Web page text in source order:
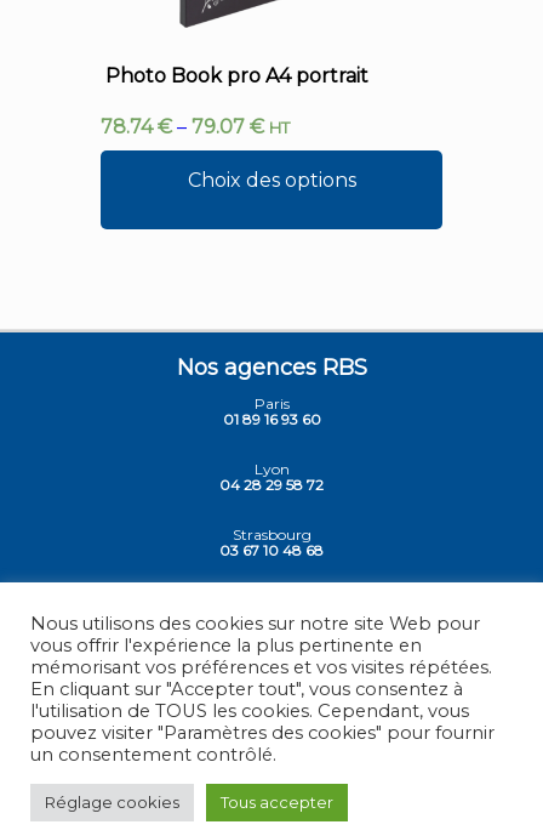
Photo Book pro A4 portrait
78.74€– 79.07 € HT
Choix des options
Nos agences RBS
Paris
01 89 16 93 60
Lyon
04 28 29 58 72
Strasbourg
03 67 10 48 68
03 84 78 30 30
© 2026 - RBS - France , Tous droits réservés.
Mentions légales
Nous utilisons des cookies sur notre site Web pour
vous offrir l'expérience la plus pertinente en
mémorisant vos préférences et vos visites répétées.
En cliquant sur "Accepter tout", vous consentez à
l'utilisation de TOUS les cookies. Cependant, vous
pouvez visiter "Paramètres des cookies" pour fournir
un consentement contrôlé.
Réglage cookies Tous accepter